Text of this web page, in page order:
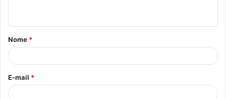
á
r
*
Nome *
E-mail *